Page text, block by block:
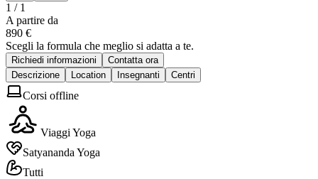
1 / 1
A partire da
890 €
Scegli la formula che meglio si adatta a te.
Richiedi informazioni
Contatta ora
Descrizione
Location Insegnanti Centri
Corsi offline
Viaggi Yoga
Satyananda Yoga
Tutti